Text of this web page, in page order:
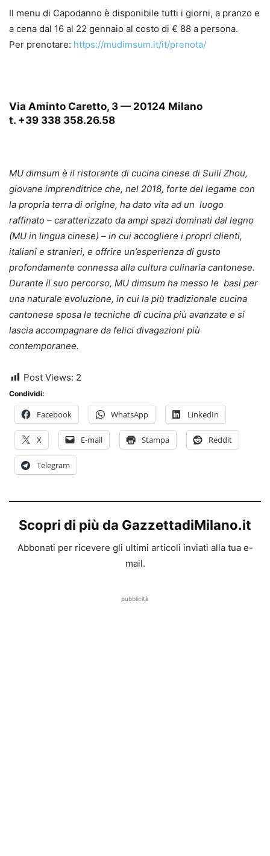
Il menu di Capodanno è disponibile tutti i giorni, a pranzo e
a cena dal 16 al 22 gennaio al costo di € 88 a persona.
Per prenotare: https://mudimsum.it/it/prenota/
Via Aminto Caretto, 3 — 20124 Milano
t. +39 338 358.26.58
MU dimsum è il ristorante di cucina cinese di Suili Zhou,
giovane imprenditrice che, nel 2018, forte del legame con
la propria terra di origine, ha dato vita ad un luogo
raffinato – caratterizzato da ampi spazi dominati dal legno
(MU in lingua cinese) – in cui accogliere i propri clienti,
italiani e stranieri, e offrire un’esperienza di gusto
profondamente connessa alla cultura culinaria cantonese.
Durante il suo percorso, MU dimsum ha messo le basi per
una naturale evoluzione, in cui la più tradizionale cucina
cantonese sposa le tecniche di cucina più avanzate e si
lascia accompagnare da felici divagazioni più
contemporanee.
Post Views: 2
Condividi:
Facebook WhatsApp LinkedIn
X E-mail Stampa Reddit
Telegram
Scopri di più da GazzettadiMilano.it
Abbonati per ricevere gli ultimi articoli inviati alla tua e-
mail.
pubblicità